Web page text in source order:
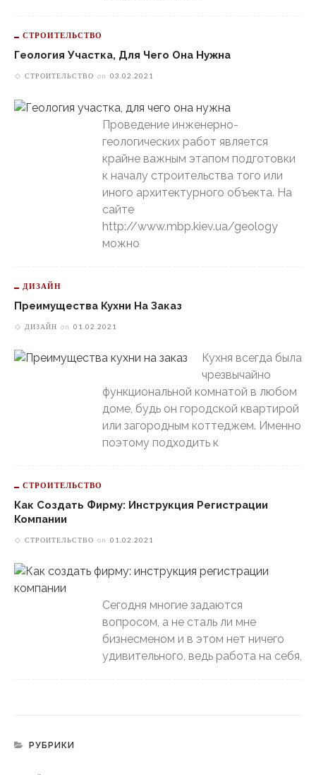
СТРОИТЕЛЬСТВО
Геология Участка, Для Чего Она Нужна
СТРОИТЕЛЬСТВО on 03.02.2021
Проведение инженерно-
геологических работ является
крайне важным этапом подготовки
к началу строительства того или
иного архитектурного объекта. На
сайте
http://www.mbp.kiev.ua/geology
можно
ДИЗАЙН
Преимущества Кухни На Заказ
ДИЗАЙН on 01.02.2021
Кухня всегда была
чрезвычайно
функциональной комнатой в любом
доме, будь он городской квартирой
или загородным коттеджем. Именно
поэтому подходить к
СТРОИТЕЛЬСТВО
Как Создать Фирму: Инструкция Регистрации
Компании
СТРОИТЕЛЬСТВО on 01.02.2021
Сегодня многие задаются
вопросом, а не сталь ли мне
бизнесменом и в этом нет ничего
удивительного, ведь работа на себя,
РУБРИКИ